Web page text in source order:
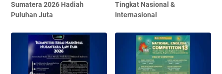
Sumatera 2026 Hadiah
Puluhan Juta
Tingkat Nasional &
Internasional